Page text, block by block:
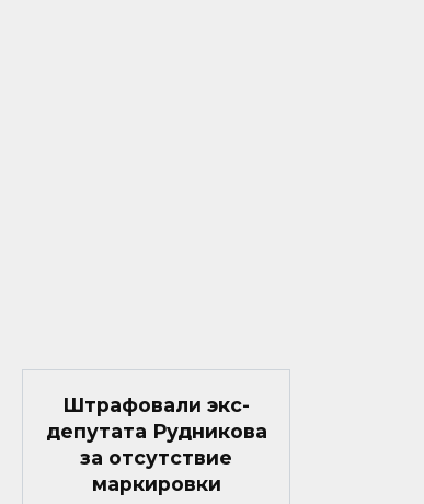
Штрафовали экс-
депутата Рудникова
за отсутствие
маркировки